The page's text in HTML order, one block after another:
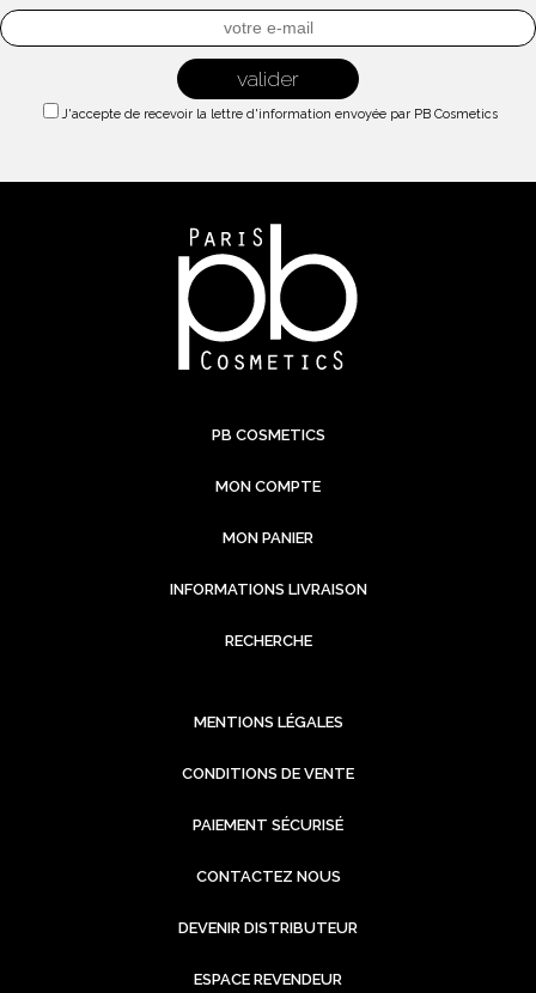
J'accepte de recevoir la lettre d'information envoyée par PB Cosmetics
PB COSMETICS
MON COMPTE
MON PANIER
INFORMATIONS LIVRAISON
RECHERCHE
MENTIONS LÉGALES
CONDITIONS DE VENTE
PAIEMENT SÉCURISÉ
CONTACTEZ NOUS
DEVENIR DISTRIBUTEUR
ESPACE REVENDEUR